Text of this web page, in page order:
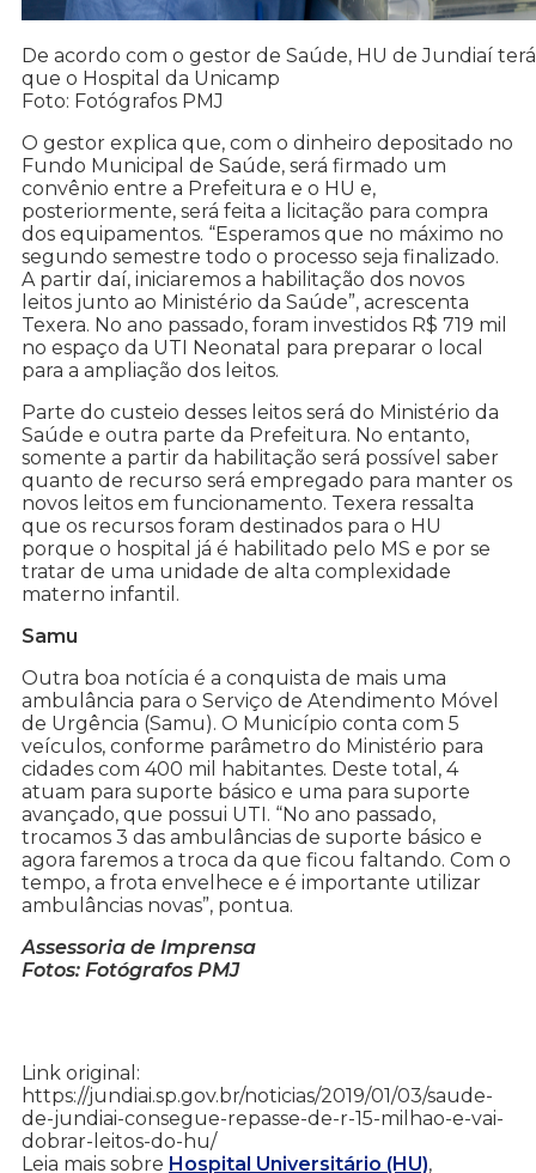
De acordo com o gestor de Saúde, HU de Jundiaí
que o Hospital da Unicamp
Foto: Fotógrafos PMJ
O gestor explica que, com o dinheiro depositado no
Fundo Municipal de Saúde, será firmado um
convênio entre a Prefeitura e o HU e,
posteriormente, será feita a licitação para compra
dos equipamentos. “Esperamos que no máximo no
segundo semestre todo o processo seja finalizado.
A partir daí, iniciaremos a habilitação dos novos
leitos junto ao Ministério da Saúde”, acrescenta
Texera. No ano passado, foram investidos R$ 719 mil
no espaço da UTI Neonatal para preparar o local
para a ampliação dos leitos.
Parte do custeio desses leitos será do Ministério da
Saúde e outra parte da Prefeitura. No entanto,
somente a partir da habilitação será possível saber
quanto de recurso será empregado para manter os
novos leitos em funcionamento. Texera ressalta
que os recursos foram destinados para o HU
porque o hospital já é habilitado pelo MS e por se
tratar de uma unidade de alta complexidade
materno infantil.
Samu
Outra boa notícia é a conquista de mais uma
ambulância para o Serviço de Atendimento Móvel
de Urgência (Samu). O Município conta com 5
veículos, conforme parâmetro do Ministério para
cidades com 400 mil habitantes. Deste total, 4
atuam para suporte básico e uma para suporte
avançado, que possui UTI. “No ano passado,
trocamos 3 das ambulâncias de suporte básico e
agora faremos a troca da que ficou faltando. Com o
tempo, a frota envelhece e é importante utilizar
ambulâncias novas”, pontua.
Assessoria de Imprensa
Fotos: Fotógrafos PMJ
Link original:
https://jundiai.sp.gov.br/noticias/2019/01/03/saude-
de-jundiai-consegue-repasse-de-r-15-milhao-e-vai-
dobrar-leitos-do-hu/
Leia mais sobre Hospital Universitário (HU),